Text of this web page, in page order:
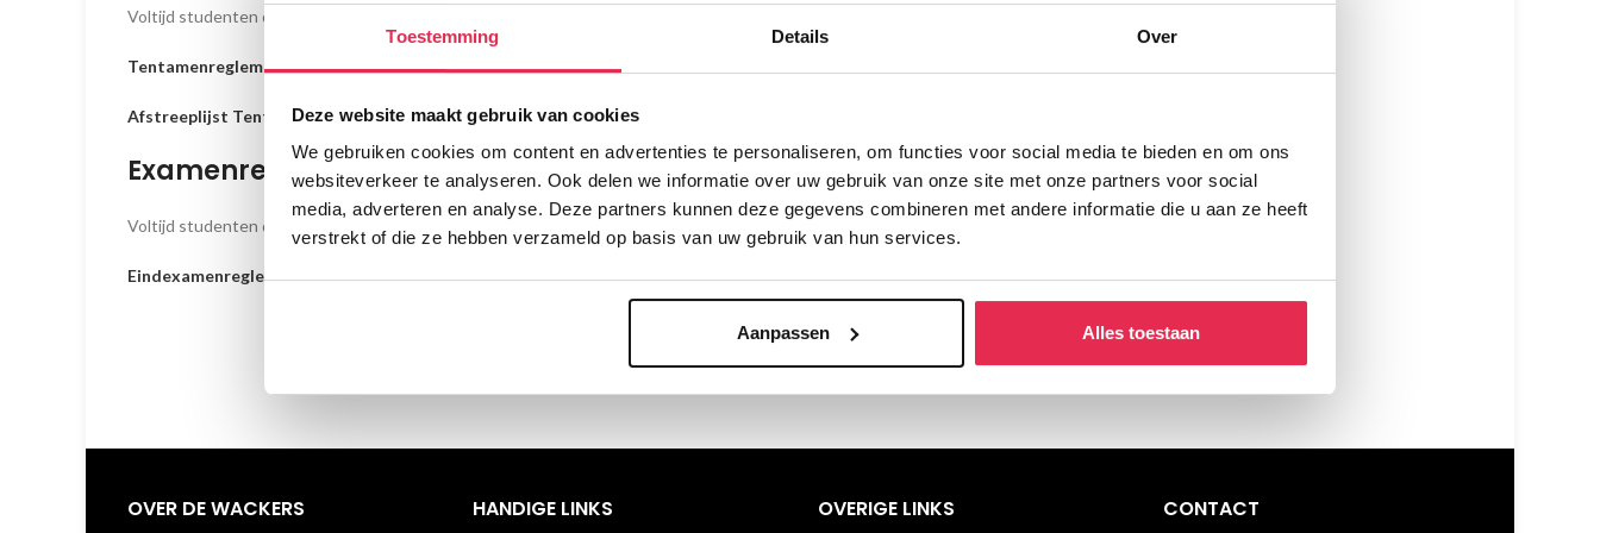
Toestemming Details Over
Deze website maakt gebruik van cookies
We gebruiken cookies om content en advertenties te personaliseren, om functies voor social media te bieden en om ons
websiteverkeer te analyseren. Ook delen we informatie over uw gebruik van onze site met onze partners voor social
media, adverteren en analyse. Deze partners kunnen deze gegevens combineren met andere informatie die u aan ze heeft
verstrekt of die ze hebben verzameld op basis van uw gebruik van hun services.
Aanpassen Alles toestaan
Voltijd studenten doen in het derde jaar tentamen, deeltijd studenten doen in hun vierde jaar tentamen.
Tentamenreglement Vakopleiding 2025
Afstreeplijst Tentamen 2025
Examenreglement
Voltijd studenten doen in het vierde jaar eindexamen, deeltijd studenten doen in hun vijfde jaar eindexamen.
Eindexamenreglement Vakopleiding 2025
OVER DE WACKERS HANDIGE LINKS OVERIGE LINKS CONTACT